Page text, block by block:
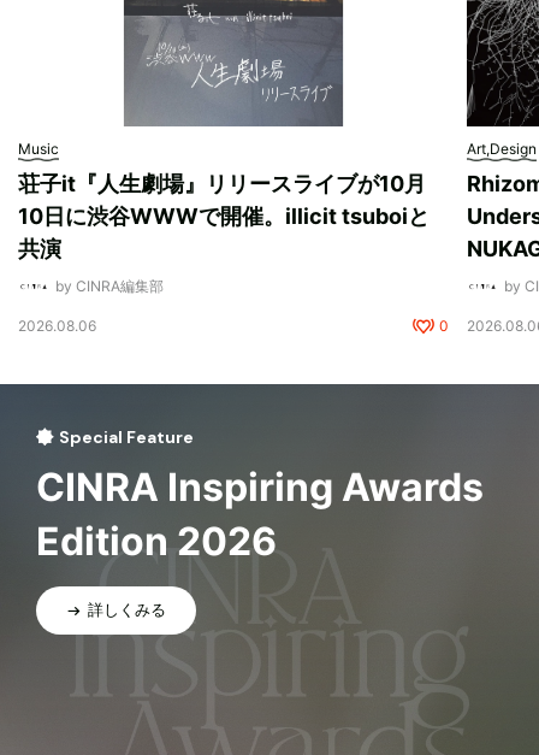
Music
荘子it『人生劇場』リリースライブが10月
10日に渋谷WWWで開催。illicit tsuboiと
共演
by CINRA編集部
2026.08.06 0
Art,Design
by
Special Feature
CINRA Inspiring Awards
Edition 2026
詳しくみる